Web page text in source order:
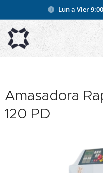
Lun a Vier
Amasadora
120 PD